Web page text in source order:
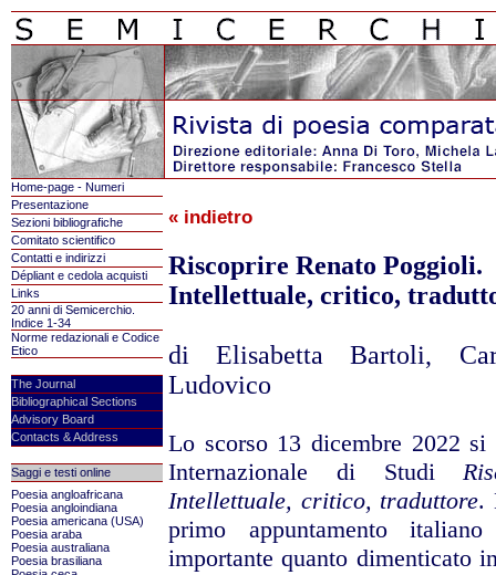
Home-page - Numeri
Presentazione
Sezioni bibliografiche
Comitato scientifico
Contatti e indirizzi
Dépliant e cedola acquisti
Links
20 anni di Semicerchio.
Indice 1-34
Norme redazionali e Codice
Etico
The Journal
Bibliographical Sections
Advisory Board
Contacts & Address
Saggi e testi online
Poesia angloafricana
Poesia angloindiana
Poesia americana (USA)
Poesia araba
Poesia australiana
Poesia brasiliana
« indietro
Riscoprire Renato Poggioli.
Intellettuale, critico,
di Elisabetta Bartoli,
Ludovico
Lo scorso 13 dicembre 2022
Internazionale di Studi
Intellettuale, critico, traduttore.
primo appuntamento
importante quanto dimenticato